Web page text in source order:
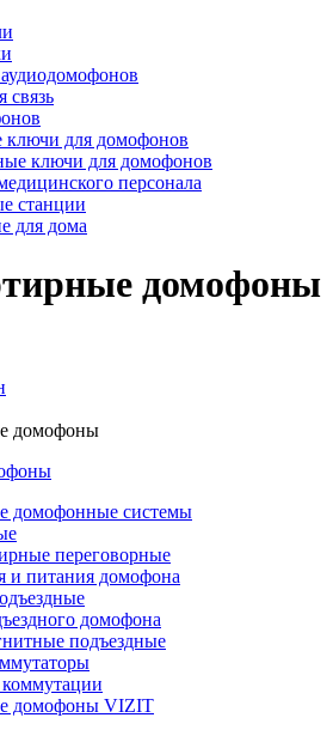
связь
ключи для домофонов
ключи для домофонов
персонала
станции
для дома
домофоны
домофоны
домофонные системы
переговорные
и питания домофона
домофона
подъездные
домофоны VIZIT